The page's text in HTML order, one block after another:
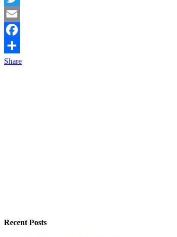
Twitter
Email
Facebook
Share
Recent Posts